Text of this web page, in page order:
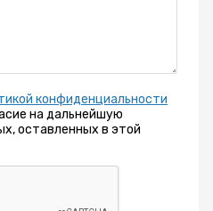
конфиденциальности
на дальнейшую
оставленных в этой